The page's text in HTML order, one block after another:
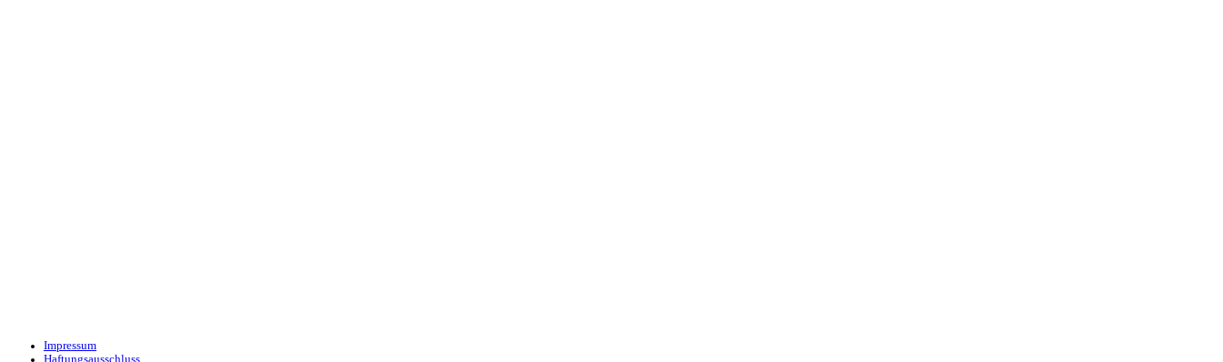
Impressum
Haftungsausschluss